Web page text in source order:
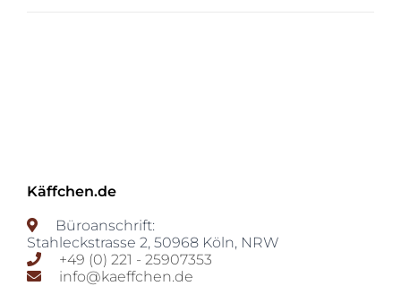
Käffchen.de
Büroanschrift:
Stahleckstrasse 2, 50968 Köln, NRW
+49 (0) 221 - 25907353
info@kaeffchen.de